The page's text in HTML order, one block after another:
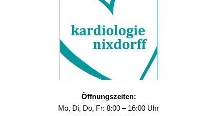
Öffnungszeiten:
Mo, Di, Do, Fr: 8:00 – 16:00 Uhr